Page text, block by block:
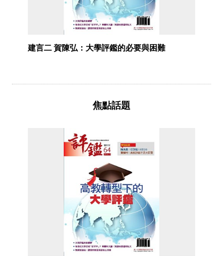
建言二 賀陳弘：大學評鑑的必要與困難
焦點話題